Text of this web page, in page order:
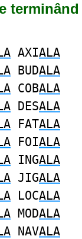
terminând
AXIALA
BUDALA
COBALA
DESALA
FATALA
FOIALA
INGALA
JIGALA
LOCALA
MODALA
NAVALA